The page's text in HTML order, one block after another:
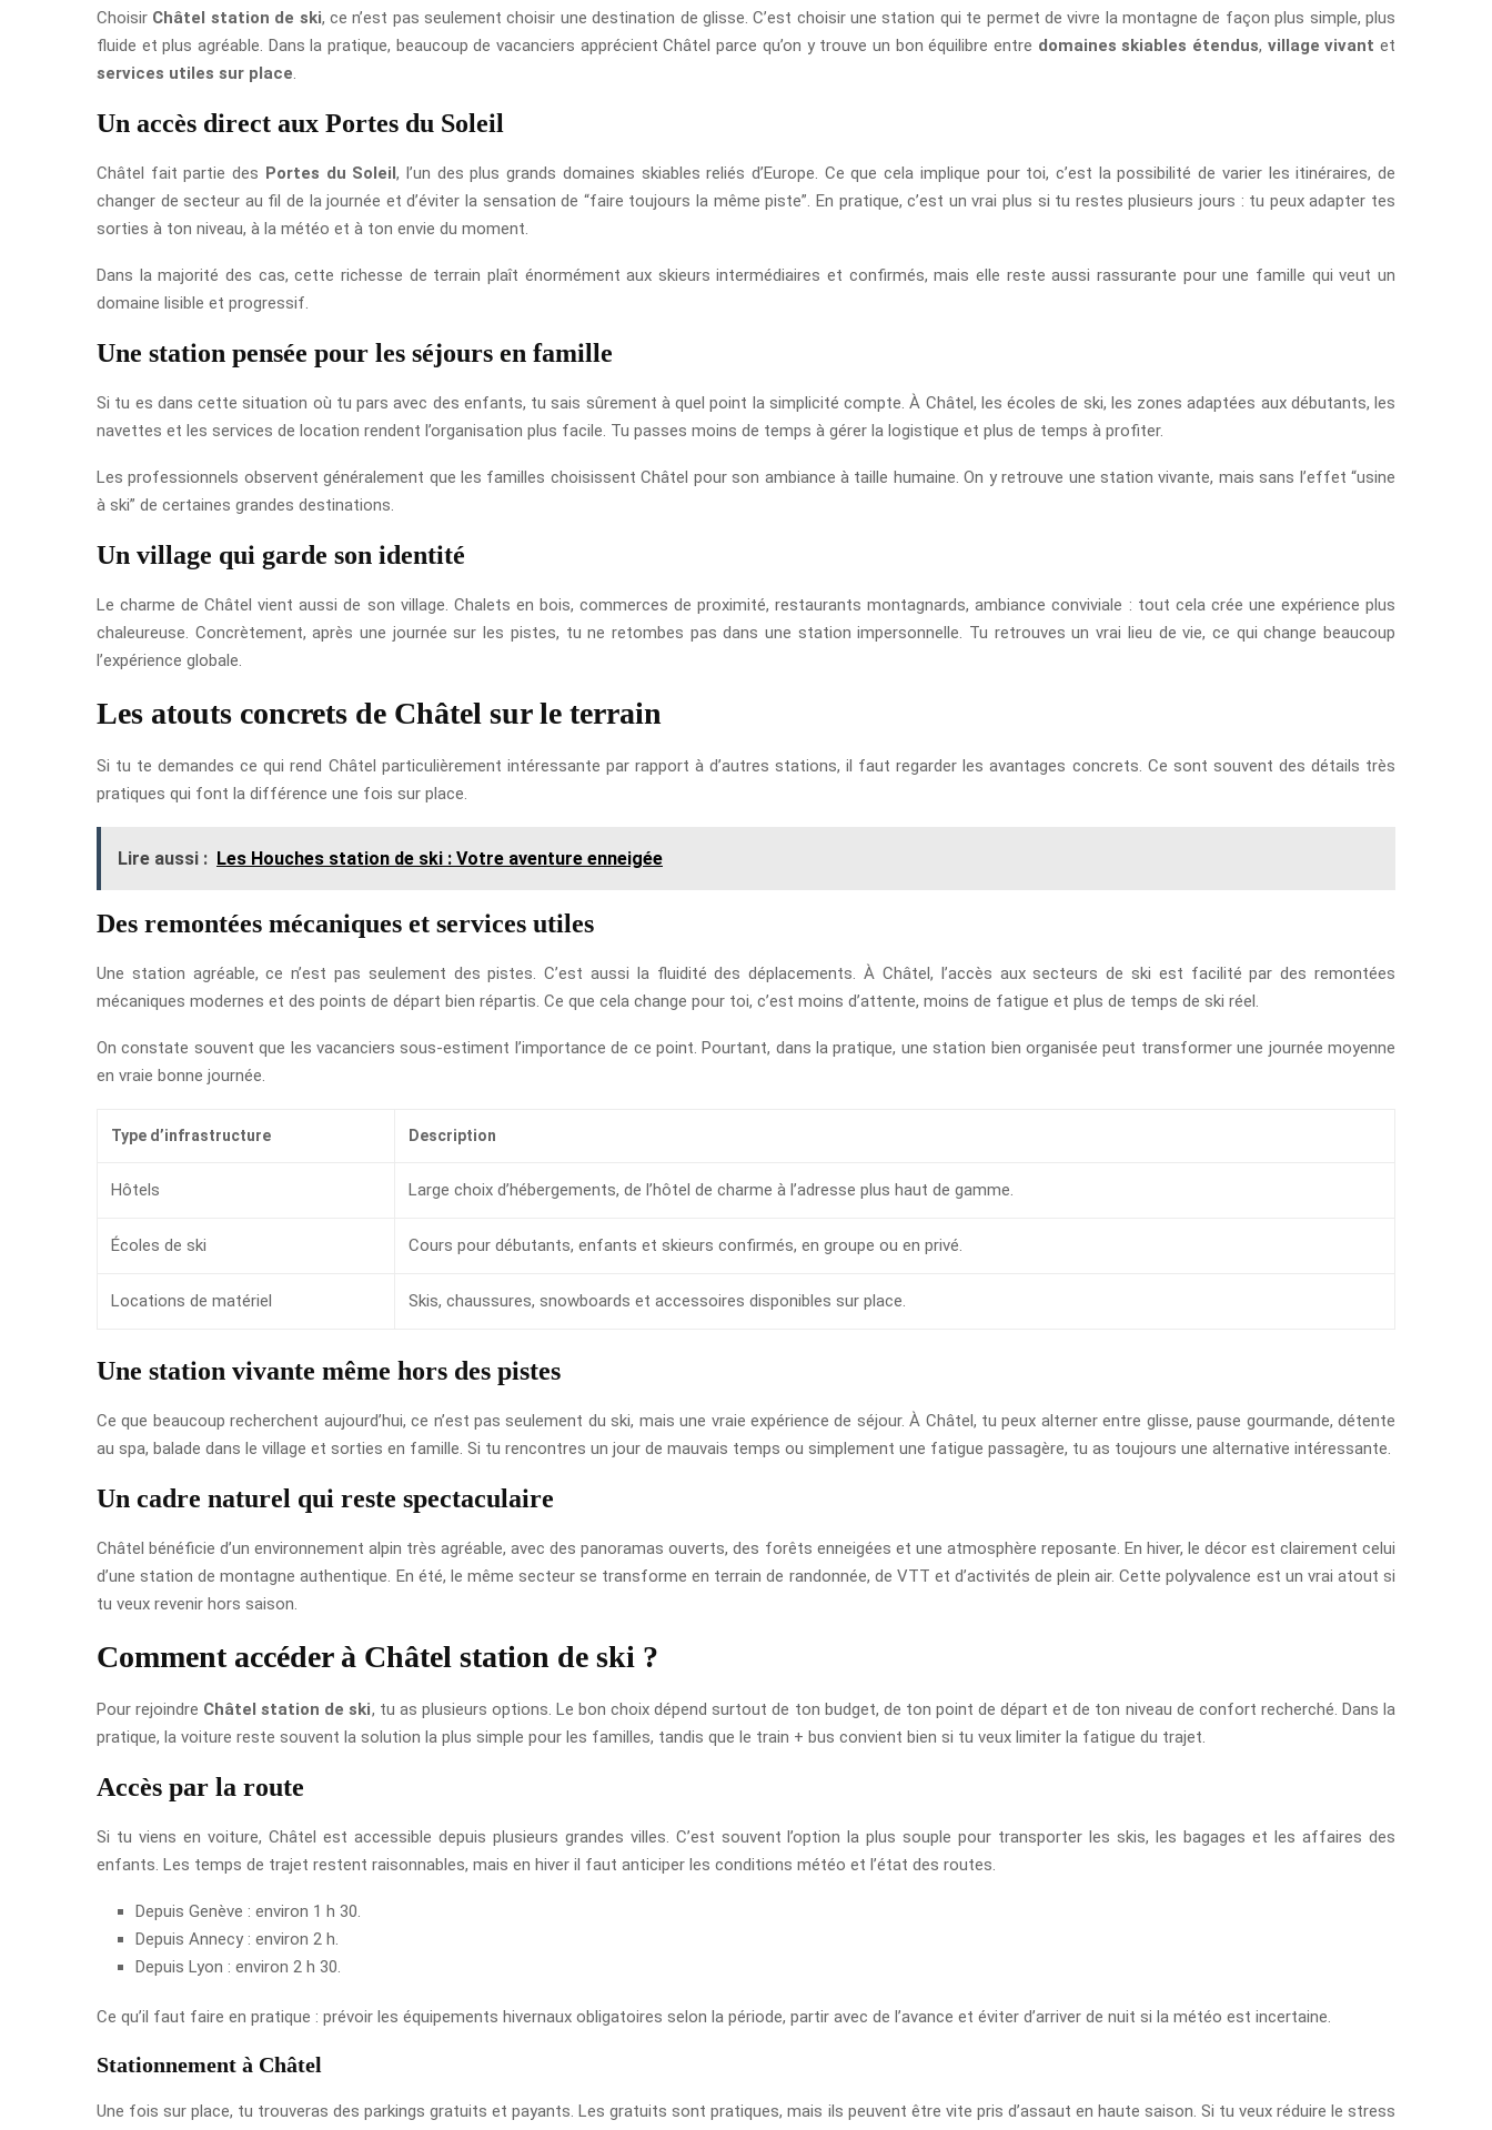
Choisir Châtel station de ski, ce n’est pas seulement choisir une destination de glisse. C’est choisir une station qui te permet de vivre la montagne de façon plus simple, plus
fluide et plus agréable. Dans la pratique, beaucoup de vacanciers apprécient Châtel parce qu’on y trouve un bon équilibre entre domaines skiables étendus, village vivant et
services utiles sur place
Un accès direct aux Portes du Soleil
Châtel fait partie des Portes du Soleil, l’un des plus grands domaines skiables reliés d’Europe. Ce que cela implique pour toi, c’est la possibilité de varier les itinéraires, de
changer de secteur au fil de la journée et d’éviter la sensation de “faire toujours la même piste”. En pratique, c’est un vrai plus si tu restes plusieurs jours : tu peux adapter tes
sorties à ton niveau, à la météo et à ton envie du moment.
Dans la majorité des cas, cette richesse de terrain plaît énormément aux skieurs intermédiaires et confirmés, mais elle reste aussi rassurante pour une famille qui veut un
domaine lisible et progressif.
Une station pensée pour les séjours en famille
Si tu es dans cette situation où tu pars avec des enfants, tu sais sûrement à quel point la simplicité compte. À Châtel, les écoles de ski, les zones adaptées aux débutants, les
navettes et les services de location rendent l’organisation plus facile. Tu passes moins de temps à gérer la logistique et plus de temps à profiter.
Les professionnels observent généralement que les familles choisissent Châtel pour son ambiance à taille humaine. On y retrouve une station vivante, mais sans l’effet “usine
à ski” de certaines grandes destinations.
Un village qui garde son identité
Le charme de Châtel vient aussi de son village. Chalets en bois, commerces de proximité, restaurants montagnards, ambiance conviviale : tout cela crée une expérience plus
chaleureuse. Concrètement, après une journée sur les pistes, tu ne retombes pas dans une station impersonnelle. Tu retrouves un vrai lieu de vie, ce qui change beaucoup
l’expérience globale.
Les atouts concrets de Châtel sur le terrain
Si tu te demandes ce qui rend Châtel particulièrement intéressante par rapport à d’autres stations, il faut regarder les avantages concrets. Ce sont souvent des détails très
pratiques qui font la différence une fois sur place.
Lire aussi : Les Houches station de ski : Votre aventure enneigée
Des remontées mécaniques et services utiles
Une station agréable, ce n’est pas seulement des pistes. C’est aussi la fluidité des déplacements. À Châtel, l’accès aux secteurs de ski est facilité par des remontées
mécaniques modernes et des points de départ bien répartis. Ce que cela change pour toi, c’est moins d’attente, moins de fatigue et plus de temps de ski réel.
On constate souvent que les vacanciers sous-estiment l’importance de ce point. Pourtant, dans la pratique, une station bien organisée peut transformer une journée moyenne
en vraie bonne journée.
Type d’infrastructure Description
Hôtels Large choix d’hébergements, de l’hôtel de charme à l’adresse plus haut de gamme.
Écoles de ski Cours pour débutants, enfants et skieurs confirmés, en groupe ou en privé.
Locations de matériel Skis, chaussures, snowboards et accessoires disponibles sur place.
Une station vivante même hors des pistes
Ce que beaucoup recherchent aujourd’hui, ce n’est pas seulement du ski, mais une vraie expérience de séjour. À Châtel, tu peux alterner entre glisse, pause gourmande, détente
au spa, balade dans le village et sorties en famille. Si tu rencontres un jour de mauvais temps ou simplement une fatigue passagère, tu as toujours une alternative intéressante.
Un cadre naturel qui reste spectaculaire
Châtel bénéficie d’un environnement alpin très agréable, avec des panoramas ouverts, des forêts enneigées et une atmosphère reposante. En hiver, le décor est clairement celui
d’une station de montagne authentique. En été, le même secteur se transforme en terrain de randonnée, de VTT et d’activités de plein air. Cette polyvalence est un vrai atout si
tu veux revenir hors saison.
Comment accéder à Châtel station de ski ?
Pour rejoindre Châtel station de ski, tu as plusieurs options. Le bon choix dépend surtout de ton budget, de ton point de départ et de ton niveau de confort recherché. Dans la
pratique, la voiture reste souvent la solution la plus simple pour les familles, tandis que le train + bus convient bien si tu veux limiter la fatigue du trajet.
Accès par la route
Si tu viens en voiture, Châtel est accessible depuis plusieurs grandes villes. C’est souvent l’option la plus souple pour transporter les skis, les bagages et les affaires des
enfants. Les temps de trajet restent raisonnables, mais en hiver il faut anticiper les conditions météo et l’état des routes.
Depuis Genève : environ 1 h 30.
Depuis Annecy : environ 2 h.
Depuis Lyon : environ 2 h 30.
Ce qu’il faut faire en pratique : prévoir les équipements hivernaux obligatoires selon la période, partir avec de l’avance et éviter d’arriver de nuit si la météo est incertaine.
Stationnement à Châtel
Une fois sur place, tu trouveras des parkings gratuits et payants. Les gratuits sont pratiques, mais ils peuvent être vite pris d’assaut en haute saison. Si tu veux réduire le stress